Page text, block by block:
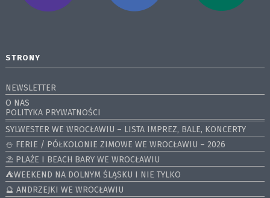
STRONY
NEWSLETTER
O NAS
POLITYKA PRYWATNOŚCI
SYLWESTER WE WROCŁAWIU – LISTA IMPREZ, BALE, KONCERTY
⛄️ FERIE / PÓŁKOLONIE ZIMOWE WE WROCŁAWIU – 2026
⛱️ PLAŻE I BEACH BARY WE WROCŁAWIU
⛺️WEEKEND NA DOLNYM ŚLĄSKU I NIE TYLKO
🔮 ANDRZEJKI WE WROCŁAWIU